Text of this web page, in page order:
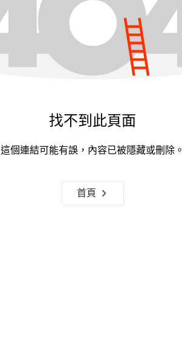
找不到此頁面
這個連結可能有誤，內容已被隱藏或刪除。
首頁